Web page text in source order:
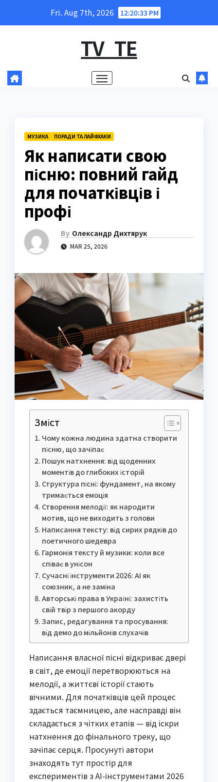
Fri. Aug 7th, 2026 12:20:34 PM
TV_TE
МУЗИКА ПОРАДИ ТА ЛАЙФХАКИ
Як написати свою
пісню: повний гайд
для початківців і
профі
By Олександр Дихтярук
MAR 25, 2026
Зміст
Чому кожна людина здатна створити
пісню, що зачіпає
Пошук натхнення: від щоденних
моментів до глибоких історій
Структура пісні: фундамент, на якому
тримається емоція
Створення мелодії: як народити
мотив, що не виходить з голови
Написання тексту: від сирих рядків до
поетичного шедевра
Гармонія тексту й музики: коли все
співає в унісон
Сучасні інструменти 2026: AI як
союзник, а не заміна
Авторські права в Україні: захистіть
свій твір з першого акорду
Запис, редагування та просування:
від демо до мільйонів слухачів
Написання власної пісні відкриває двері
в світ, де емоції перетворюються на
мелодії, а життєві історії стають
вічними. Для початківців цей процес
здається таємницею, але насправді він
складається з чітких етапів — від іскри
натхнення до фінального треку, що
зачіпає серця. Просунуті автори
знаходять тут простір для
експериментів з AI-інструментами 2026